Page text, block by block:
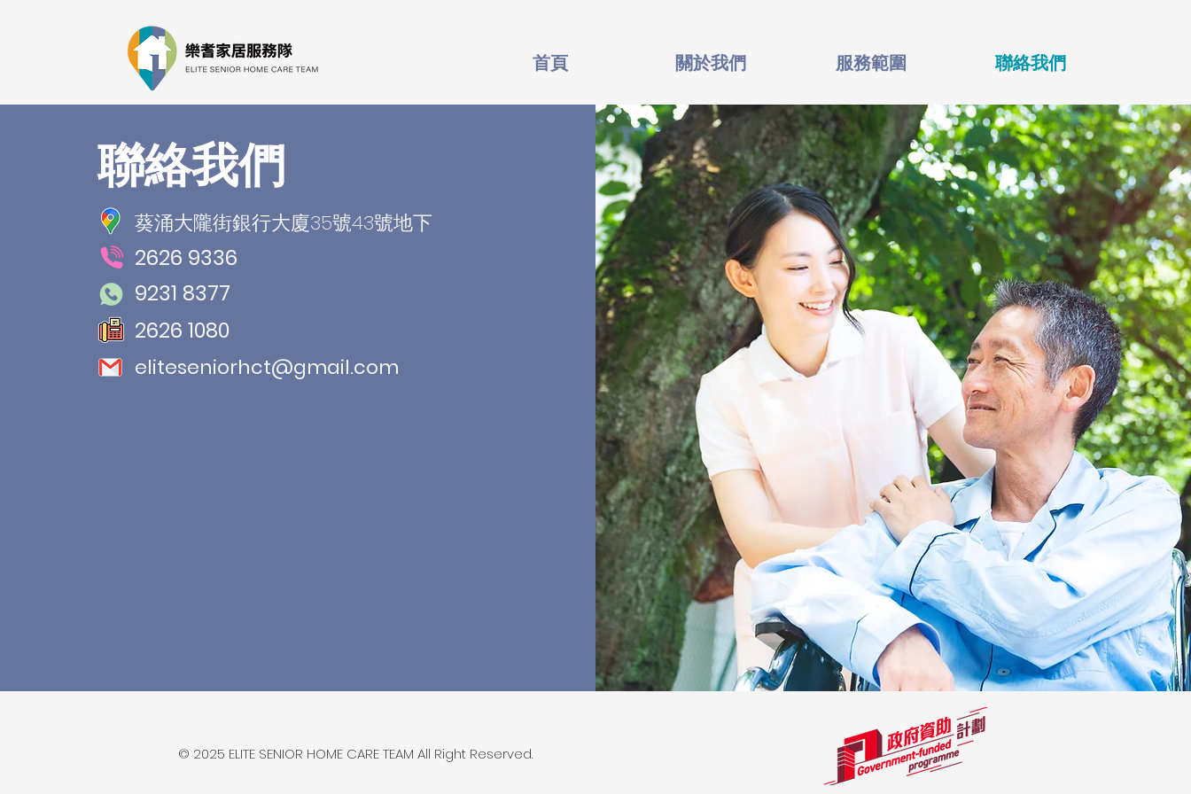
首頁 關於我們 服務範圍 聯絡我們
聯絡我們
葵涌大隴街銀行大廈35號43號地下
9231 8377
2626 9336
2626 1080
eliteseniorhct@gmail.com
© 2025 ELITE SENIOR HOME CARE TEAM All Right Reserved.